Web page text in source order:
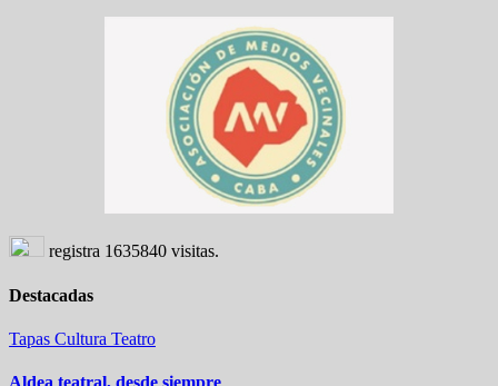
registra 1635840 visitas.
Destacadas
Tapas Cultura Teatro